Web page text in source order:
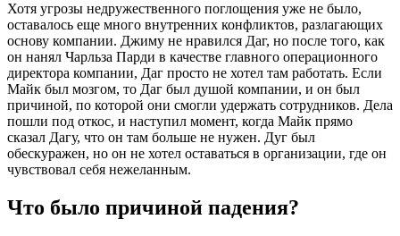
Хотя угрозы недружественного поглощения уже не было,
оставалось еще много внутренних конфликтов, разлагающих
основу компании. Джиму не нравился Даг, но после того, как
он нанял Чарльза Парди в качестве главного операционного
директора компании, Даг просто не хотел там работать. Если
Майк был мозгом, то Даг был душой компании, и он был
причиной, по которой они смогли удержать сотрудников. Дела
пошли под откос, и наступил момент, когда Майк прямо
сказал Дагу, что он там больше не нужен. Дуг был
обескуражен, но он не хотел оставаться в организации, где он
чувствовал себя нежеланным.
Что было причиной падения?